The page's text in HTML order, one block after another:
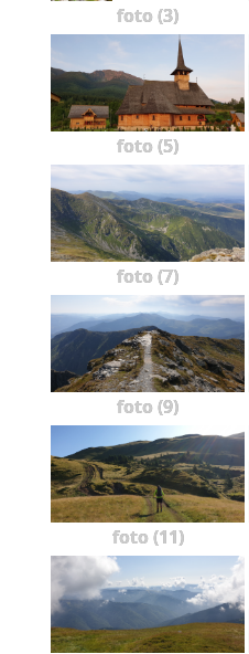
foto (3)
foto (5)
foto (7)
foto (9)
foto (11)